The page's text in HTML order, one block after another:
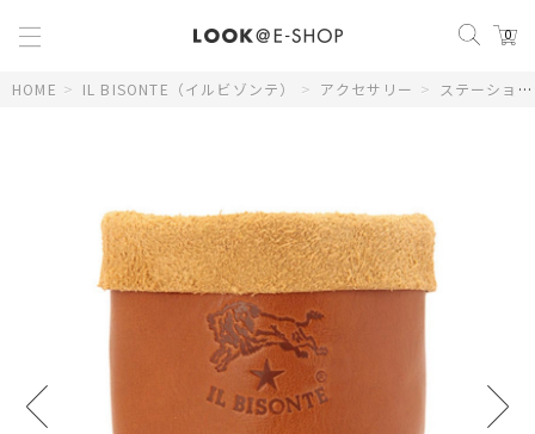
0
HOME > IL BISONTE（イルビゾンテ） > アクセサリー > ステーショナリー